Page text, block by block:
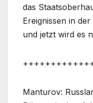
das
Ereignissen in
und jetzt wird es
Manturov: